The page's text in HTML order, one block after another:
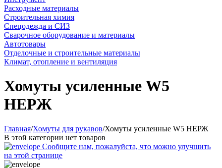
Расходные материалы
Строительная химия
Спецодежда и СИЗ
Сварочное оборудование и материалы
Автотовары
Отделочные и строительные материалы
Климат, отопление и вентиляция
Хомуты усиленные W5
НЕРЖ
Главная/Хомуты для рукавов/Хомуты усиленные W5 НЕРЖ
В этой категории нет товаров
Сообщите нам, пожалуйста, что можно улучшить
на этой странице